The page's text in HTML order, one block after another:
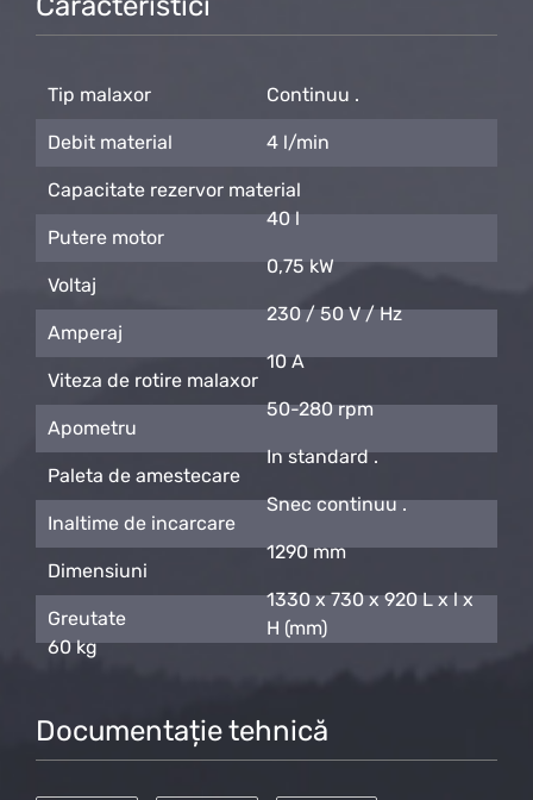
Tip malaxor Continuu .
Debit material 4 l/min
Capacitate rezervor material
40 l
Putere motor
0,75 kW
Voltaj
230 / 50 V / Hz
Amperaj
10 A
Viteza de rotire malaxor
50-280 rpm
Apometru
In standard .
Paleta de amestecare
Snec continuu .
Inaltime de incarcare
1290 mm
Dimensiuni
1330 x 730 x 920 L x l x
H (mm)
Greutate
60 kg
Documentație tehnică